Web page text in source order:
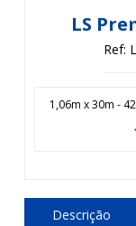
LS
Ref:
1,06m x 30m -
Descrição